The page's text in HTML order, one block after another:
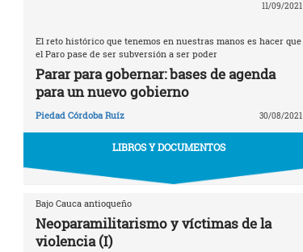
11/09/2021
El reto histórico que tenemos en nuestras manos es hacer que
el Paro pase de ser subversión a ser poder
Parar para gobernar: bases de agenda
para un nuevo gobierno
Piedad Córdoba Ruíz 30/08/2021
LIBROS Y DOCUMENTOS
Bajo Cauca antioqueño
Neoparamilitarismo y víctimas de la
violencia (I)